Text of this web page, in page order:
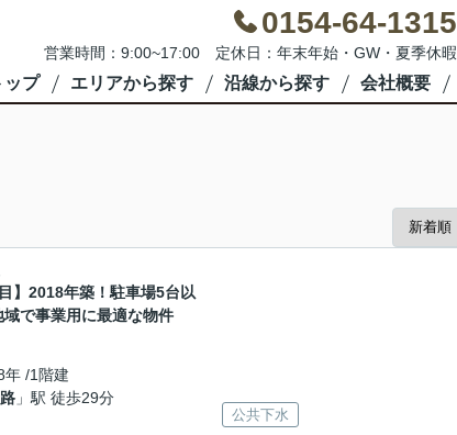
0154-64-1315
営業時間：9:00~17:00 定休日：年末年始・GW・夏季休暇
ップ エリアから探す 沿線から探す 会社概要
】2018年築！駐車場5台以
域で事業用に最適な物件
年 /1階建
」駅 徒歩29分
公共下水